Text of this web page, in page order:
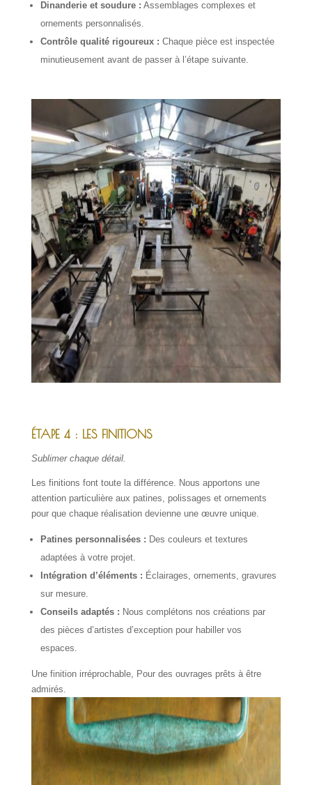
Dinanderie et soudure : Assemblages complexes et
ornements personnalisés.
Contrôle qualité rigoureux : Chaque pièce est inspectée
minutieusement avant de passer à l’étape suivante.
ÉTAPE 4 : LES FINITIONS
Sublimer chaque détail.
Les finitions font toute la différence. Nous apportons une
attention particulière aux patines, polissages et ornements
pour que chaque réalisation devienne une œuvre unique.
Patines personnalisées : Des couleurs et textures
adaptées à votre projet.
Intégration d’éléments : Éclairages, ornements, gravures
sur mesure.
Conseils adaptés : Nous complétons nos créations par
des pièces d’artistes d’exception pour habiller vos
espaces.
Une finition irréprochable, Pour des ouvrages prêts à être
admirés.